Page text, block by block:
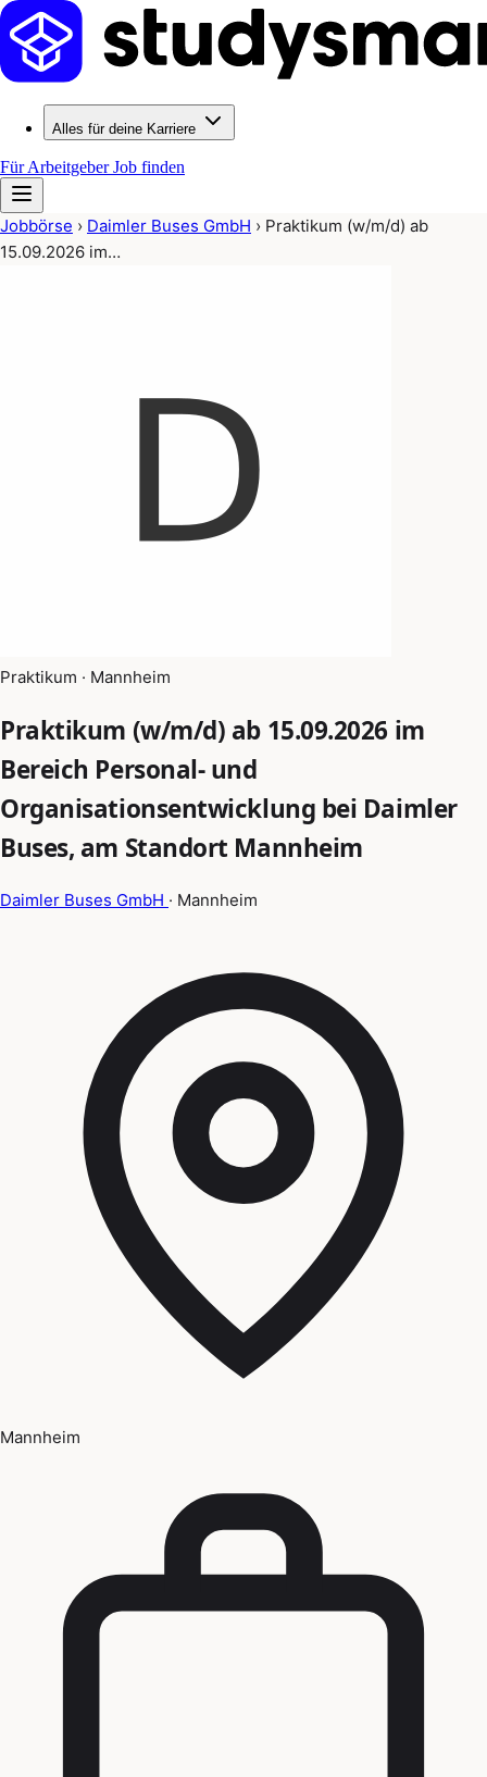
Alles für deine Karriere
Für ArbeitgeberJob finden
Jobbörse › Daimler Buses GmbH › Praktikum (w/m/d) ab
15.09.2026 im…
Praktikum · Mannheim
Praktikum (w/m/d) ab 15.09.2026 im
Bereich Personal- und
Organisationsentwicklung bei Daimler
Buses, am Standort Mannheim
Daimler Buses GmbH · Mannheim
Mannheim